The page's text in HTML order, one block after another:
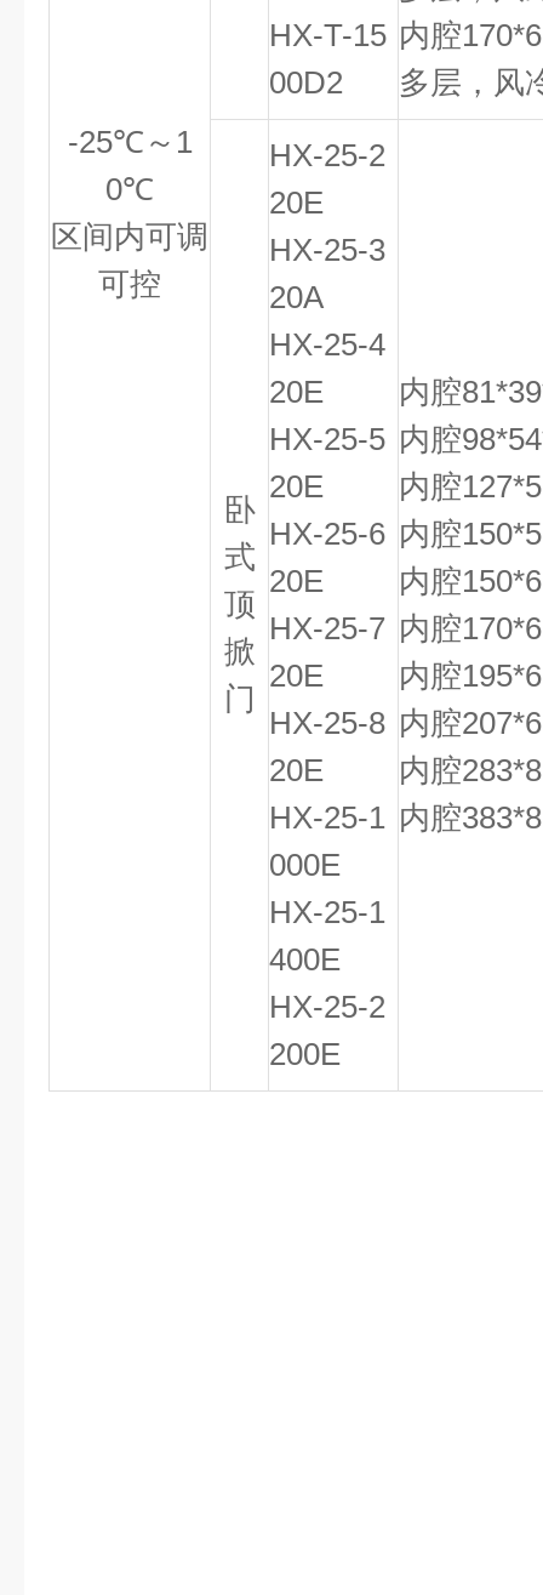
-25℃～1
0℃
区间内可调
可控
HX-T-15
00D2
内腔
多层，风
卧
式
顶
掀
门
HX-25-2
20E
HX-25-3
20A
HX-25-4
20E
HX-25-5
20E
HX-25-6
20E
HX-25-7
20E
HX-25-8
20E
HX-25-1
000E
HX-25-1
400E
HX-25-2
200E
内腔
内腔
内腔
内腔
内腔
内腔
内腔
内腔
内腔
内腔